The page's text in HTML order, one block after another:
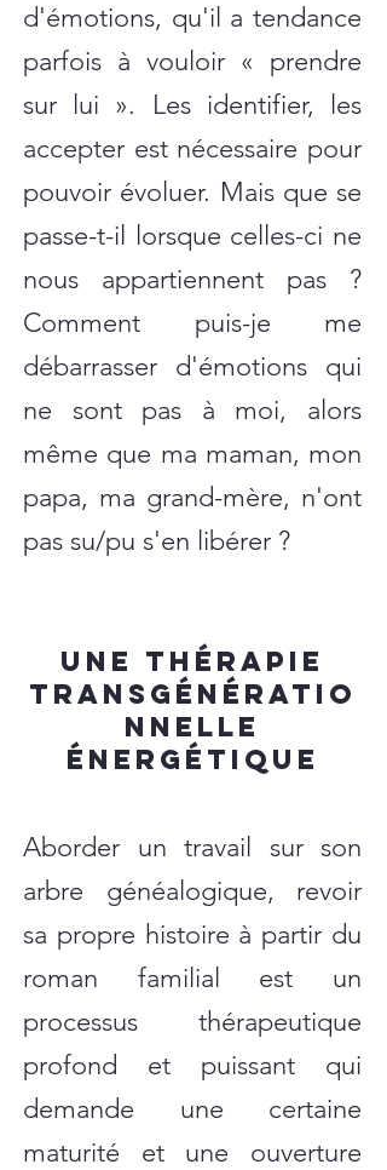
d'émotions, qu'il a tendance
parfois à vouloir « prendre
sur lui ». Les identifier, les
accepter est nécessaire pour
pouvoir évoluer. Mais que se
passe-t-il lorsque celles-ci ne
nous appartiennent pas ?
Comment puis-je me
débarrasser d'émotions qui
ne sont pas à moi, alors
même que ma maman, mon
papa, ma grand-mère, n'ont
pas su/pu s'en libérer ?
Une thérapie
transgénératio
nnelle
énergétique
Aborder un travail sur son
arbre généalogique, revoir
sa propre histoire à partir du
roman familial est un
processus thérapeutique
profond et puissant qui
demande une certaine
maturité et une ouverture